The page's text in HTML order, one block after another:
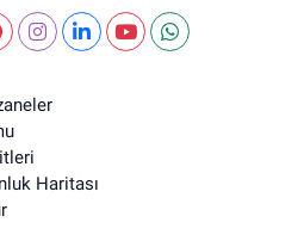
Haritası